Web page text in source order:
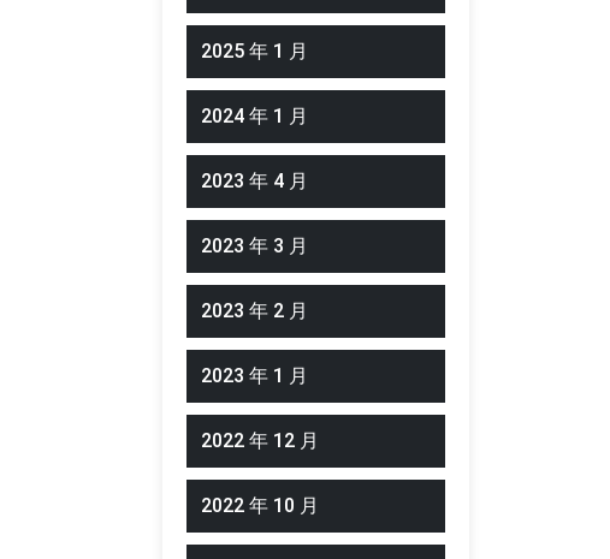
2025 年 1 月
2024 年 1 月
2023 年 4 月
2023 年 3 月
2023 年 2 月
2023 年 1 月
2022 年 12 月
2022 年 10 月